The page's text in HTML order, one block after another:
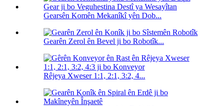
Gearsên Komên Mekanîkî yên Dob...
Gearên Zerol ên Bevel ji bo Robotîk...
Rêjeya Xweser 1:1, 2:1, 3:2, 4...